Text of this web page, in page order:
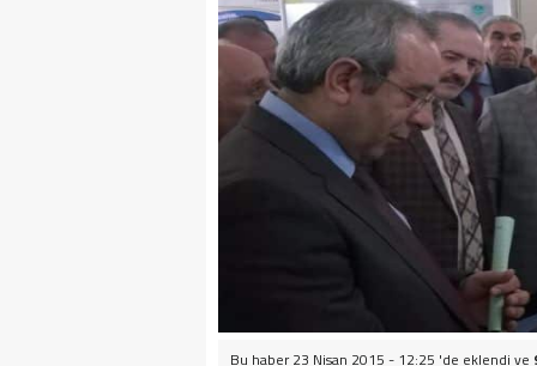
Bu haber 23 Nisan 2015 - 12:25 'de eklendi ve